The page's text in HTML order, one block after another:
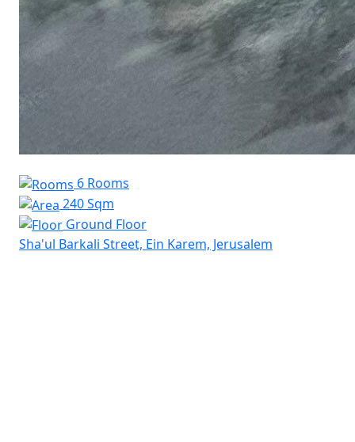
6 Rooms
240 Sqm
Ground Floor
Sha'ul Barkali Street, Ein Karem, Jerusalem